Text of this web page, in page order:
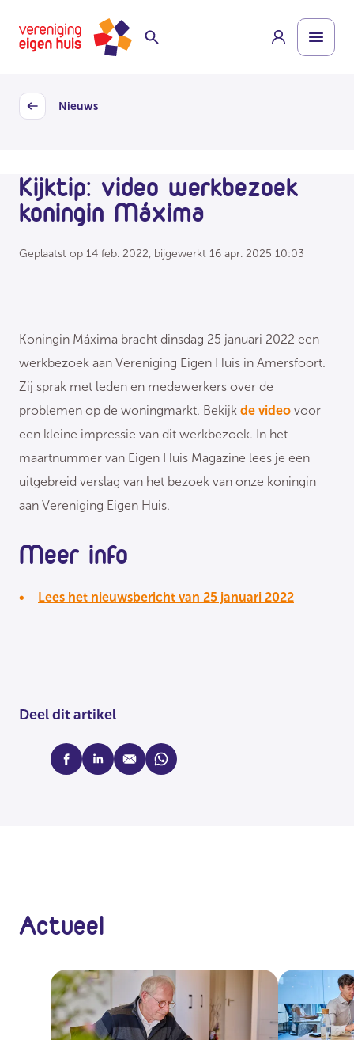
naar
hoofdinhoud
Homepage
Back
Nieuws
Kijktip: video werkbezoek
koningin Máxima
Geplaatst op 14 feb. 2022, bijgewerkt 16 apr. 2025 10:03
Koningin Máxima bracht dinsdag 25 januari 2022 een
werkbezoek aan Vereniging Eigen Huis in Amersfoort.
Zij sprak met leden en medewerkers over de
problemen op de woningmarkt. Bekijk de video voor
een kleine impressie van dit werkbezoek. In het
maartnummer van Eigen Huis Magazine lees je een
uitgebreid verslag van het bezoek van onze koningin
aan Vereniging Eigen Huis.
Meer info
Lees het nieuwsbericht van 25 januari 2022
Deel dit artikel
facebooklinkedinmail whatsapp
Actueel